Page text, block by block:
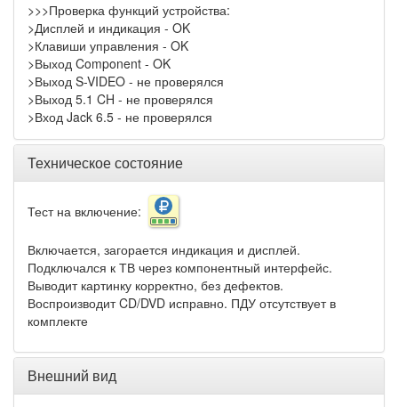
>>>Проверка функций устройства:
>Дисплей и индикация - OK
>Клавиши управления - OK
>Выход Component - OK
>Выход S-VIDEO - не проверялся
>Выход 5.1 CH - не проверялся
>Вход Jack 6.5 - не проверялся
Техническое состояние
Тест на включение:
Включается, загорается индикация и дисплей.
Подключался к ТВ через компонентный интерфейс.
Выводит картинку корректно, без дефектов.
Воспроизводит CD/DVD исправно. ПДУ отсутствует в
комплекте
Внешний вид